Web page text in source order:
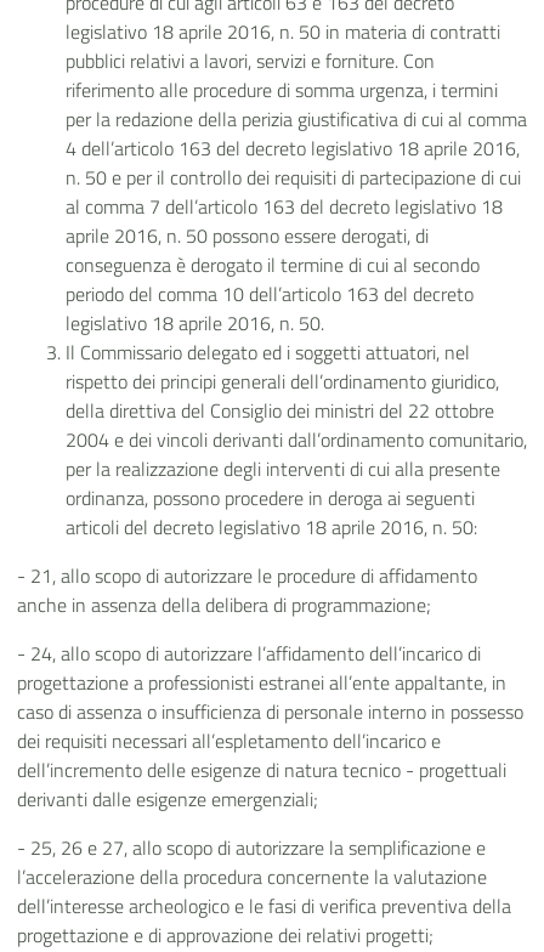
legislativo 18 aprile 2016, n. 50 in materia di contratti
pubblici relativi a lavori, servizi e forniture. Con
riferimento alle procedure di somma urgenza, i termini
per la redazione della perizia giustificativa di cui al comma
4 dell’articolo 163 del decreto legislativo 18 aprile 2016,
n. 50 e per il controllo dei requisiti di partecipazione di cui
al comma 7 dell’articolo 163 del decreto legislativo 18
aprile 2016, n. 50 possono essere derogati, di
conseguenza è derogato il termine di cui al secondo
periodo del comma 10 dell’articolo 163 del decreto
legislativo 18 aprile 2016, n. 50.
Il Commissario delegato ed i soggetti attuatori, nel
rispetto dei principi generali dell’ordinamento giuridico,
della direttiva del Consiglio dei ministri del 22 ottobre
2004 e dei vincoli derivanti dall’ordinamento comunitario,
per la realizzazione degli interventi di cui alla presente
ordinanza, possono procedere in deroga ai seguenti
articoli del decreto legislativo 18 aprile 2016, n. 50:
- 21, allo scopo di autorizzare le procedure di affidamento
anche in assenza della delibera di programmazione;
- 24, allo scopo di autorizzare l’affidamento dell’incarico di
progettazione a professionisti estranei all’ente appaltante, in
caso di assenza o insufficienza di personale interno in possesso
dei requisiti necessari all’espletamento dell’incarico e
dell’incremento delle esigenze di natura tecnico - progettuali
derivanti dalle esigenze emergenziali;
- 25, 26 e 27, allo scopo di autorizzare la semplificazione e
l’accelerazione della procedura concernente la valutazione
dell’interesse archeologico e le fasi di verifica preventiva della
progettazione e di approvazione dei relativi progetti;